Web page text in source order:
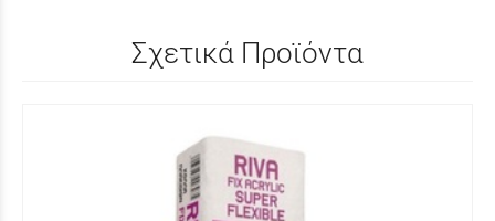
Σχετικά Προϊόντα